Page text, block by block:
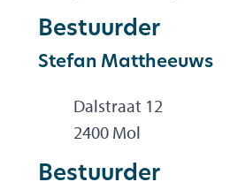
Bestuurder
Stefan Mattheeuws
Dalstraat 12
,2400 Mol
Bestuurder